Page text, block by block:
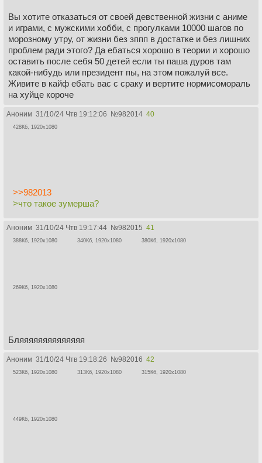
Вы хотите отказаться от своей девственной жизни с аниме
и играми, с мужскими хобби, с прогулками 10000 шагов по
морозному утру, от жизни без зппп в достатке и без лишних
проблем ради этого? Да ебаться хорошо в теории и хорошо
оставить после себя 50 детей если ты паша дуров там
какой-нибудь или президент пы, на этом пожалуй все.
Живите в кайф ебать вас с сраку и вертите нормисомораль
на хуйце короче
Аноним 31/10/24 Чтв 19:12:06 №982014 40
428Кб, 1920x1080
>>982013
>что такое зумерша?
Аноним 31/10/24 Чтв 19:17:44 №982015 41
388Кб, 1920x1080 340Кб, 1920x1080 380Кб, 1920x1080
269Кб, 1920x1080
Бляяяяяяяяяяяяяя
Аноним 31/10/24 Чтв 19:18:26 №982016 42
523Кб, 1920x1080 313Кб, 1920x1080 315Кб, 1920x1080
449Кб, 1920x1080